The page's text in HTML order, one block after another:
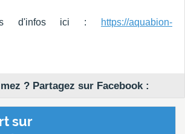
d'infos ici :
https://aquabion-
? Partagez sur Facebook :
sur